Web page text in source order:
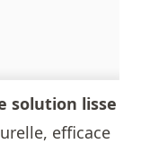
solution lisse
efficace